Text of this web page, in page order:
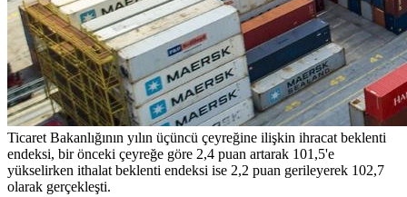
Ticaret Bakanlığının yılın üçüncü çeyreğine ilişkin ihracat beklenti
endeksi, bir önceki çeyreğe göre 2,4 puan artarak 101,5'e
yükselirken ithalat beklenti endeksi ise 2,2 puan gerileyerek 102,7
olarak gerçekleşti.